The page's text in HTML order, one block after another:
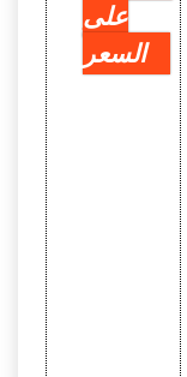
على
السعر